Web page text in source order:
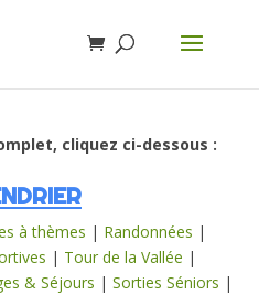
cliquez ci-dessous :
à thèmes | Randonnées |
| Tour de la Vallée |
& Séjours | Sorties Séniors |